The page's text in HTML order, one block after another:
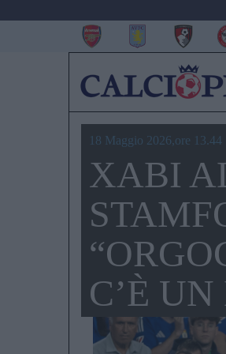
18 Maggio 2026,ore 13.44
XABI
C’È